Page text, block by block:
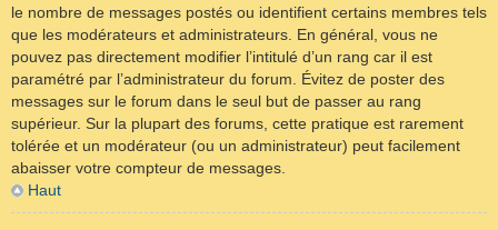
le nombre de messages postés ou identifient certains membres tels
que les modérateurs et administrateurs. En général, vous ne
pouvez pas directement modifier l’intitulé d’un rang car il est
paramétré par l’administrateur du forum. Évitez de poster des
messages sur le forum dans le seul but de passer au rang
supérieur. Sur la plupart des forums, cette pratique est rarement
tolérée et un modérateur (ou un administrateur) peut facilement
abaisser votre compteur de messages.
Haut